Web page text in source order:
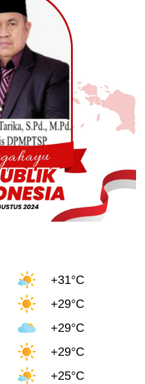
+31°C
+29°C
+29°C
+29°C
+25°C